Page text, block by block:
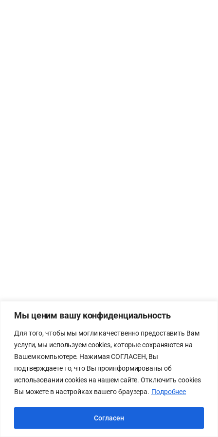
Мы ценим вашу конфиденциальность
Для того, чтобы мы могли качественно предоставить Вам
услуги, мы используем cookies, которые сохраняются на
Вашем компьютере. Нажимая СОГЛАСЕН, Вы
подтверждаете то, что Вы проинформированы об
использовании cookies на нашем сайте. Отключить cookies
Вы можете в настройках вашего браузера. Подробнее
Согласен